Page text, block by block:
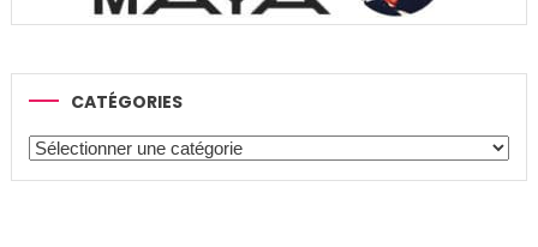
CATÉGORIES
Catégories